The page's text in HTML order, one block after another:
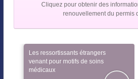
Cliquez pour obtenir des
renouvellement du permis
Les ressortissants étrangers
venant pour motifs de soins
médicaux